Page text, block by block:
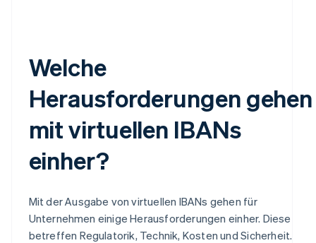
Welche
Herausforderungen gehen
mit virtuellen IBANs
einher?
Mit der Ausgabe von virtuellen IBANs gehen für
Unternehmen einige Herausforderungen einher. Diese
betreffen Regulatorik, Technik, Kosten und Sicherheit.